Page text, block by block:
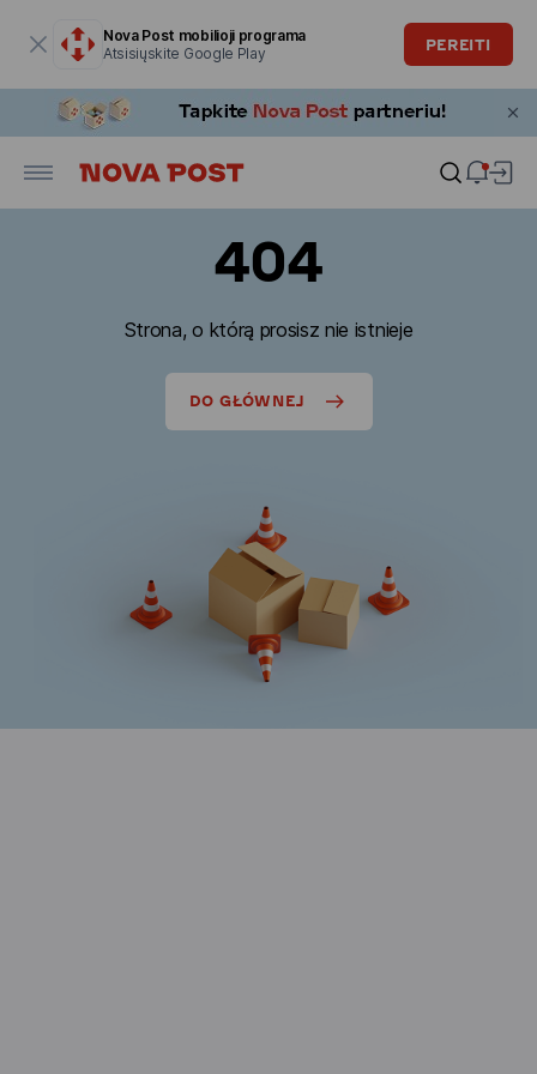
Nova Post mobilioji programa
Atsisiųskite Google Play
PEREITI
404
Strona, o którą prosisz nie istnieje
DO GŁÓWNEJ